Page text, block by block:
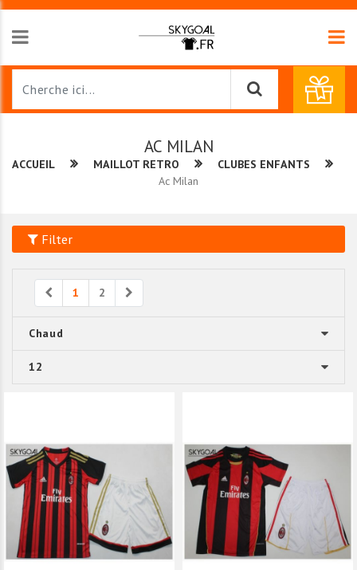
AC MILAN
ACCUEIL MAILLOT RETRO
CLUBES ENFANTS
Ac Milan
Filter
Previous
1 2